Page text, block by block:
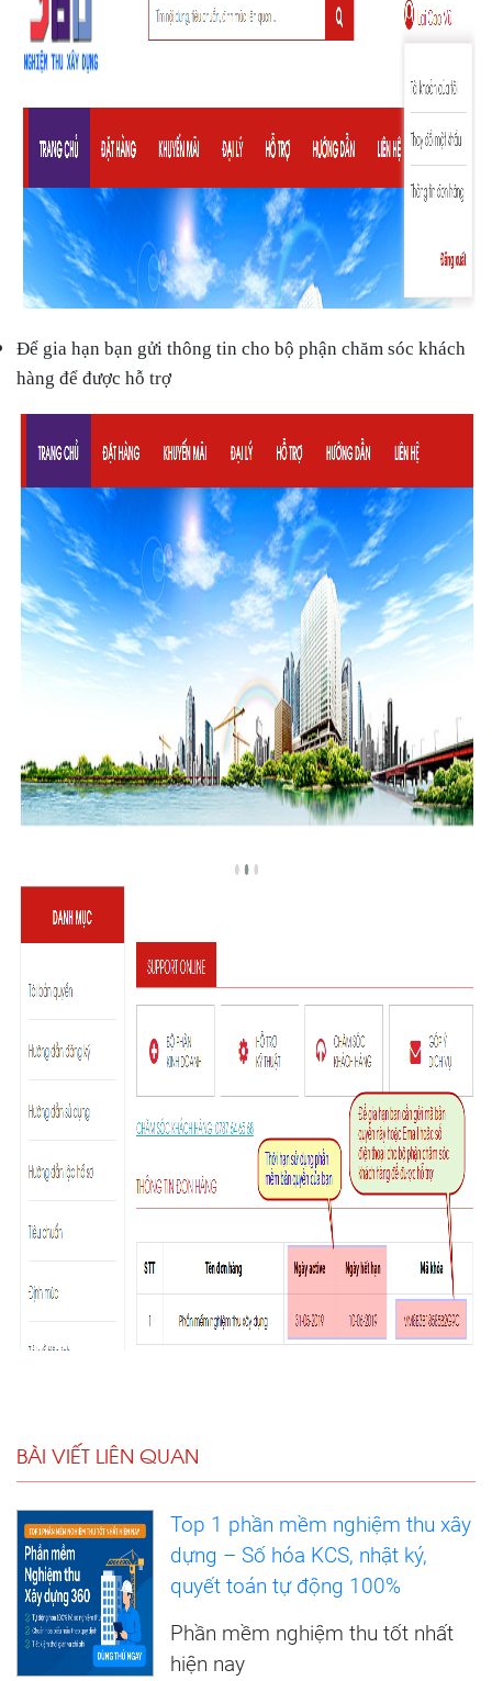
Để gia hạn bạn gửi thông tin cho bộ phận chăm sóc khách
hàng để được hỗ trợ
BÀI VIẾT LIÊN QUAN
Top 1 phần mềm nghiệm thu xây
dựng – Số hóa KCS, nhật ký,
quyết toán tự động 100%
Phần mềm nghiệm thu tốt nhất
hiện nay